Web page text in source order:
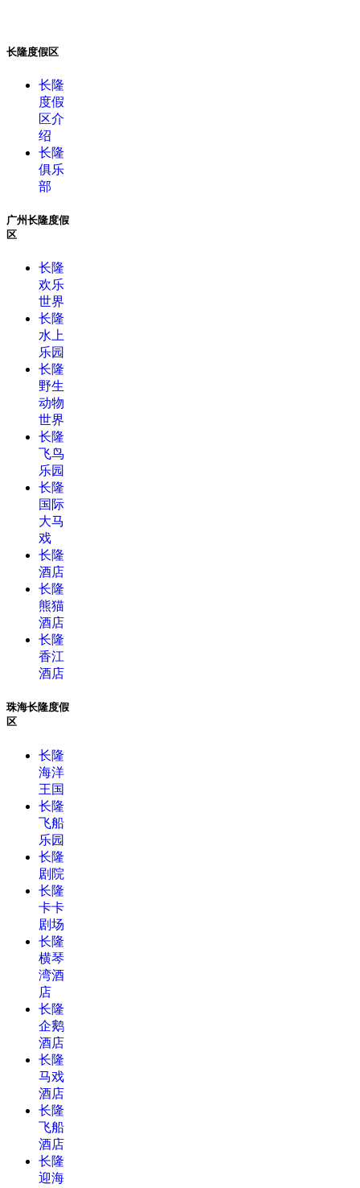
长隆度假区
长隆
度假
区介
绍
长隆
俱乐
部
广州长隆度假
区
长隆
欢乐
世界
长隆
水上
乐园
长隆
野生
动物
世界
长隆
飞鸟
乐园
长隆
国际
大马
戏
长隆
酒店
长隆
熊猫
酒店
长隆
香江
酒店
珠海长隆度假
区
长隆
海洋
王国
长隆
飞船
乐园
长隆
剧院
长隆
卡卡
剧场
长隆
横琴
湾酒
店
长隆
企鹅
酒店
长隆
马戏
酒店
长隆
飞船
酒店
长隆
迎海